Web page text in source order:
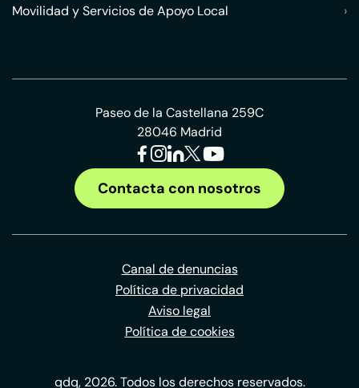
Movilidad y Servicios de Apoyo Local
›
Paseo de la Castellana 259C
28046 Madrid
Contacta con nosotros
Canal de denuncias
Política de privacidad
Aviso legal
Política de cookies
qdq, 2026. Todos los derechos reservados.